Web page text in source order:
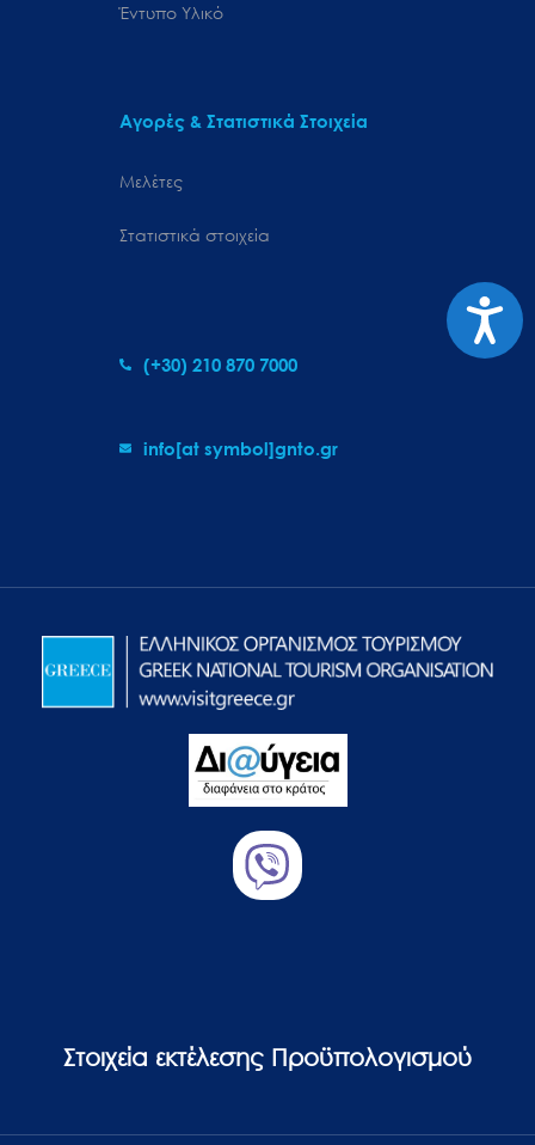
Έντυπο Υλικό
Αγορές & Στατιστικά Στοιχεία
Μελέτες
Στατιστικά στοιχεία
(+30) 210 870 7000
info[at symbol]gnto.gr
Στοιχεία εκτέλεσης Προϋπολογισμού